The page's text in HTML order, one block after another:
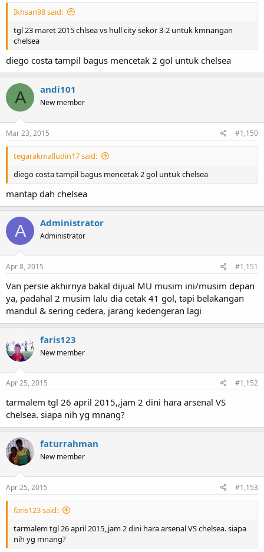
Ikhsan98 said:
tgl 23 maret 2015 chlsea vs hull city sekor 3-2 untuk kmnangan
chelsea
diego costa tampil bagus mencetak 2 gol untuk chelsea
A andi101
New member
Mar 23, 2015 #1,150
tegarakmalludin17 said:
diego costa tampil bagus mencetak 2 gol untuk chelsea
mantap dah chelsea
A Administrator
Administrator
Apr 8, 2015 #1,151
Van persie akhirnya bakal dijual MU musim ini/musim depan
ya, padahal 2 musim lalu dia cetak 41 gol, tapi belakangan
mandul & sering cedera, jarang kedengeran lagi
faris123
New member
Apr 25, 2015 #1,152
tarmalem tgl 26 april 2015,,jam 2 dini hara arsenal VS
chelsea. siapa nih yg mnang?
faturrahman
New member
Apr 25, 2015 #1,153
faris123 said:
tarmalem tgl 26 april 2015,,jam 2 dini hara arsenal VS chelsea. siapa
nih yg mnang?